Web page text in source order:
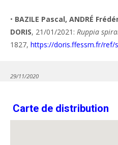
• BAZILE Pascal, ANDRÉ
DORIS, 21/01/2021: Ruppia
1827, https://doris.ffessm.fr/ref/
29/11/2020
Carte de distribution